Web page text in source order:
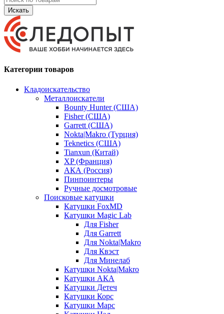
Искать
Категории товаров
Кладоискательство
Металлоискатели
Bounty Hunter (США)
Fisher (США)
Garrett (США)
Nokta|Makro (Турция)
Teknetics (США)
Tianxun (Китай)
XP (Франция)
АКА (Россия)
Пинпоинтеры
Ручные досмотровые
Поисковые катушки
Катушки FoxMD
Катушки Magic Lab
Для Fisher
Для Garrett
Для Nokta|Makro
Для Квэст
Для Минелаб
Катушки Nokta|Makro
Катушки АКА
Катушки Детеч
Катушки Корс
Катушки Марс